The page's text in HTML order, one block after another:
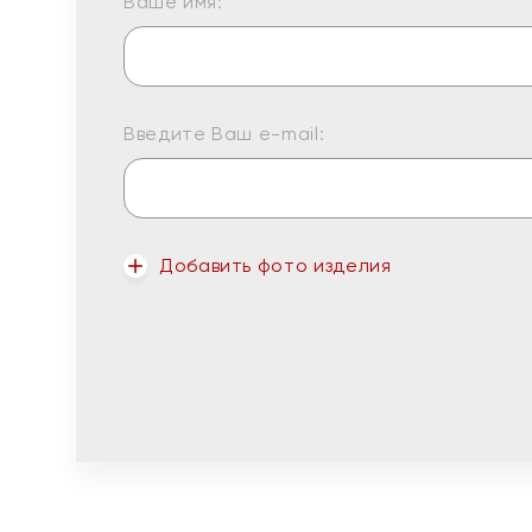
Введите Ваш e-mail:
Добавить фото изделия